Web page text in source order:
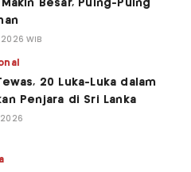
Besar, Puing-Puing
2026 WIB
20 Luka-Luka dalam
Penjara di Sri Lanka
2026